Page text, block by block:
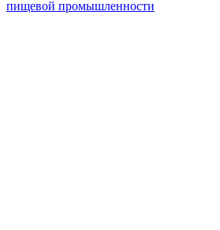
пищевой промышленности